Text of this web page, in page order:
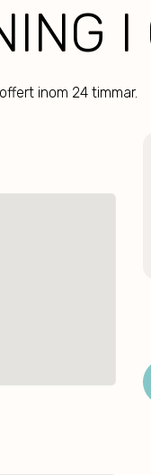
I
inom 24 timmar.